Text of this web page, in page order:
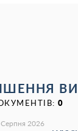
0
2026